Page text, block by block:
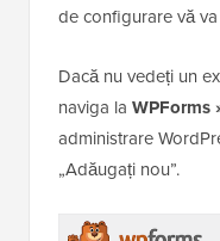
de configurare vă
Dacă nu vedeți un
naviga la WPForms
administrare
„Adăugați nou”.